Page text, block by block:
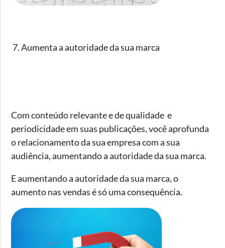
7. Aumenta a autoridade da sua marca
Com conteúdo relevante e de qualidade e
periodicidade em suas publicações, você aprofunda
o relacionamento da sua empresa com a sua
audiência, aumentando a autoridade da sua marca.
E aumentando a autoridade da sua marca, o
aumento nas vendas é só uma consequência.